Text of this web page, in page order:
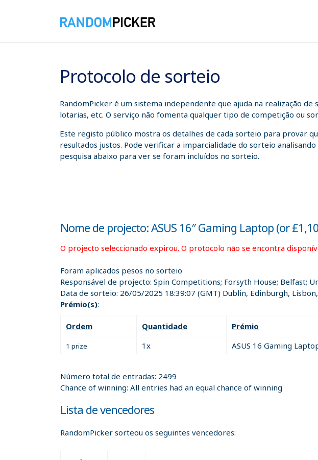
Protocolo de sorteio
RandomPicker é um sistema independente que ajuda na realização
lotarias, etc. O serviço não fomenta qualquer tipo de competição ou
Este registo público mostra os detalhes de cada sorteio para provar
resultados justos. Pode verificar a imparcialidade do sorteio
pesquisa abaixo para ver se foram incluídos no sorteio.
Nome de projecto: ASUS 16″ Gaming Laptop (or
O projecto seleccionado expirou. O protocolo não se encontra
Foram aplicados pesos no sorteio
Responsável de projecto: Spin Competitions; Forsyth House; Belfast;
Data de sorteio: 26/05/2025 18:39:07 (GMT) Dublin, Edinburgh,
Prémio(s):
Ordem Quantidade Prémio
1 prize 1x ASUS 16 Gaming
Número total de entradas: 2499
Chance of winning: All entries had an equal chance of winning
Lista de vencedores
RandomPicker sorteou os seguintes vencedores: